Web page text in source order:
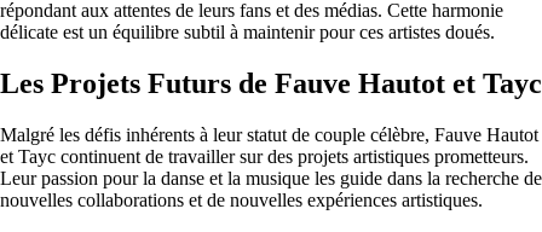
répondant aux attentes de leurs fans et des médias. Cette harmonie
délicate est un équilibre subtil à maintenir pour ces artistes doués.
Les Projets Futurs de Fauve Hautot et Tayc
Malgré les défis inhérents à leur statut de couple célèbre, Fauve Hautot
et Tayc continuent de travailler sur des projets artistiques prometteurs.
Leur passion pour la danse et la musique les guide dans la recherche de
nouvelles collaborations et de nouvelles expériences artistiques.